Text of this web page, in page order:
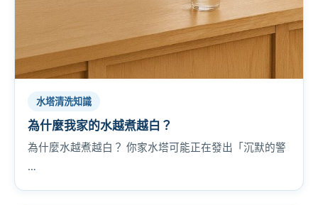
水塔清洗知識
為什麼我家的水越煮越白？
為什麼水越煮越白？ 你家水塔可能正在發出「沉默的警
…